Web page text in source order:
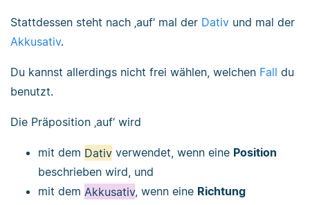
Stattdessen steht nach ‚auf‘ mal der Dativ und mal der
Akkusativ.
Du kannst allerdings nicht frei wählen, welchen Fall du
benutzt.
Die Präposition ‚auf‘ wird
mit dem Dativ verwendet, wenn eine Position
beschrieben wird, und
mit dem Akkusativ, wenn eine Richtung